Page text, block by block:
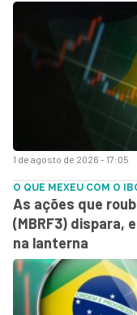
1 de agosto de 2026 - 17:05
O QUE MEXEU COM O
As ações que
(MBRF3) dispara,
na lanterna